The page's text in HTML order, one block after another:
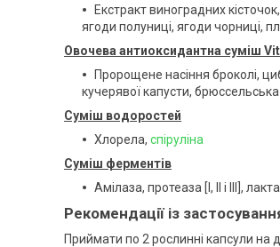
Екстракт виноградних
ягоди полуниці, ягоди чорниці,
Овочева антиоксидантна суміш
Пророщене насіння броколі,
кучерявої капусти,
Суміш водоростей
Хлорела, спіруліна
Суміш ферментів
Амілаза, протеаза [I, II і III],
Рекомендації із
Приймати по 2 рослинні капсули на